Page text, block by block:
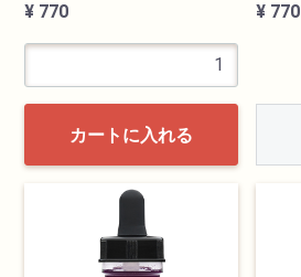
¥ 770
カートに入れる
¥ 770